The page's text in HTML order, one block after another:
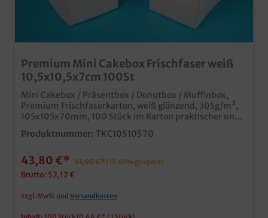
Premium Mini Cakebox Frischfaser weiß
10,5x10,5x7cm 100St
Mini Cakebox / Präsentbox / Donutbox / Muffinbox,
Premium Frischfaserkarton, weiß glänzend, 305g/m²,
105x105x70mm, 100 Stück im Karton praktischer und
hochwertiger kleiner Faltkarton für platzsparende
Lagerung ideal für Pralinen, einen Donut, Muffin, eine
Frischfaserkarton, mit glänzend weißer Außenseite,
ideal auch zur Beklebung mit einem Etikett
umweltfreundlich ohne Beschichtung, dennoch
fettresistent (KIT Faktor 9-11) und im Altpapier
entsorgbar bereits ab 10.000 Stück individuell
bedruckbar
Produktnummer: TKC10510570
43,80 €* 51,90 €* (15.61% gespart)
Brutto: 52,12 €
zzgl. MwSt und Versandkosten